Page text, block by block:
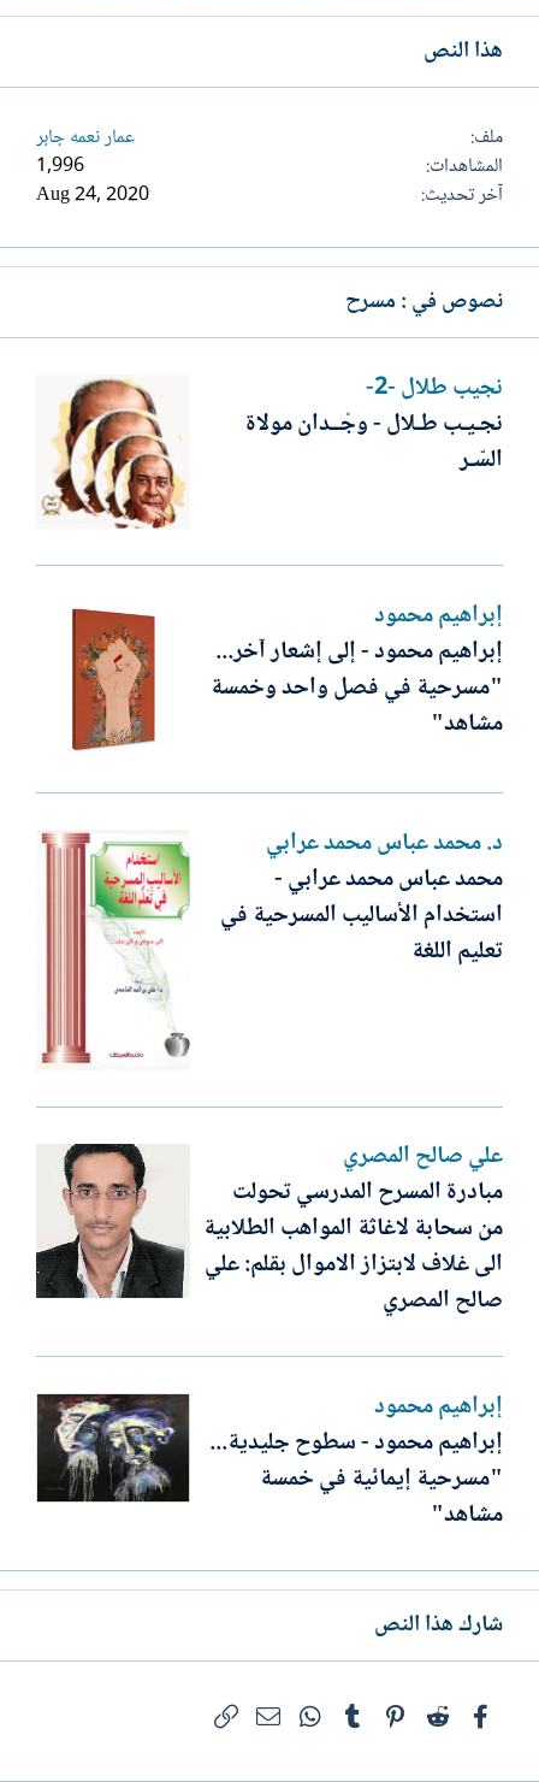
هذا النص
ملف
عمار نعمه جابر
المشاهدات
1,996
آخر تحديث
Aug 24, 2020
نصوص في : مسرح
نجيب طلال -2-
نجـيـب طـلال - وجْــدان مولاة
السّـر
إبراهيم محمود
إبراهيم محمود - إلى إشعار آخر...
"مسرحية في فصل واحد وخمسة
مشاهد"
د. محمد عباس محمد عرابي
محمد عباس محمد عرابي -
استخدام الأساليب المسرحية في
تعليم اللغة
علي صالح المصري
مبادرة المسرح المدرسي تحولت
من سحابة لاغاثة المواهب الطلابية
الى غلاف لابتزاز الاموال بقلم: علي
صالح المصري
إبراهيم محمود
إبراهيم محمود - سطوح جليدية...
"مسرحية إيمائية في خمسة
مشاهد"
شارك هذا النص
فيسبوكReddit
Pinterest
Tumblr
WhatsAppالبريد الإلكتروني